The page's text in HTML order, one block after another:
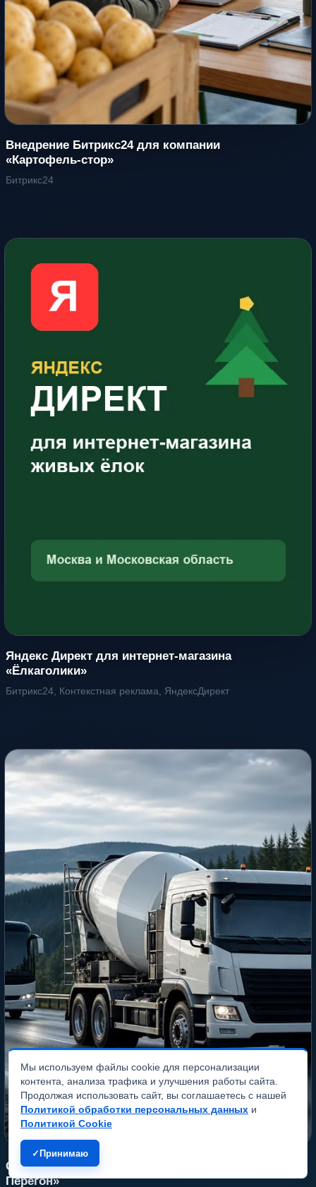
Внедрение Битрикс24 для компании
«Картофель-стор»
Битрикс24
Яндекс Директ для интернет-магазина
«Ёлкаголики»
Битрикс24, Контекстная реклама, ЯндексДирект
Сайт и реклама для компании «Алтай-
Перегон»
Мы используем файлы cookie для персонализации
контента, анализа трафика и улучшения работы сайта.
Продолжая использовать сайт, вы соглашаетесь с нашей
Политикой обработки персональных данных и
Политикой Cookie
Принимаю